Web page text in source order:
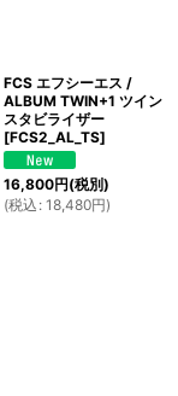
FCS エフシーエス /
ALBUM TWIN+1 ツイン
スタビライザー
[FCS2_AL_TS]
16,800円(税別)
(税込 : 18,480円)